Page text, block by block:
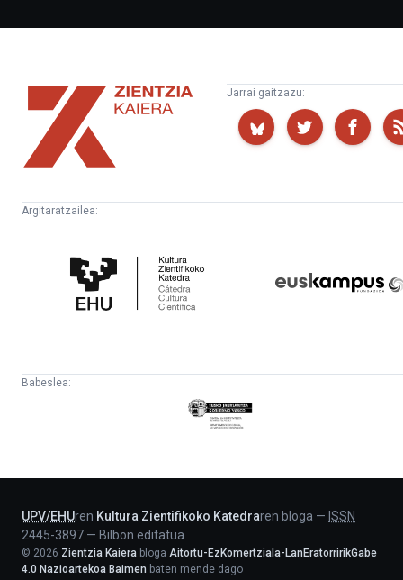
Zientzia
Kaiera
Jarrai gaitzazu:
Argitaratzailea:
Zientifikoko
Katedra
Babeslea:
Eusko
Jaurlaritza
UPV/EHUren Kultura Zientifikoko Katedraren bloga — ISSN
2445-3897 — Bilbon editatua
© 2026 Zientzia Kaiera bloga Aitortu-EzKomertziala-LanEratorririkGabe
4.0 Nazioartekoa Baimen baten mende dago